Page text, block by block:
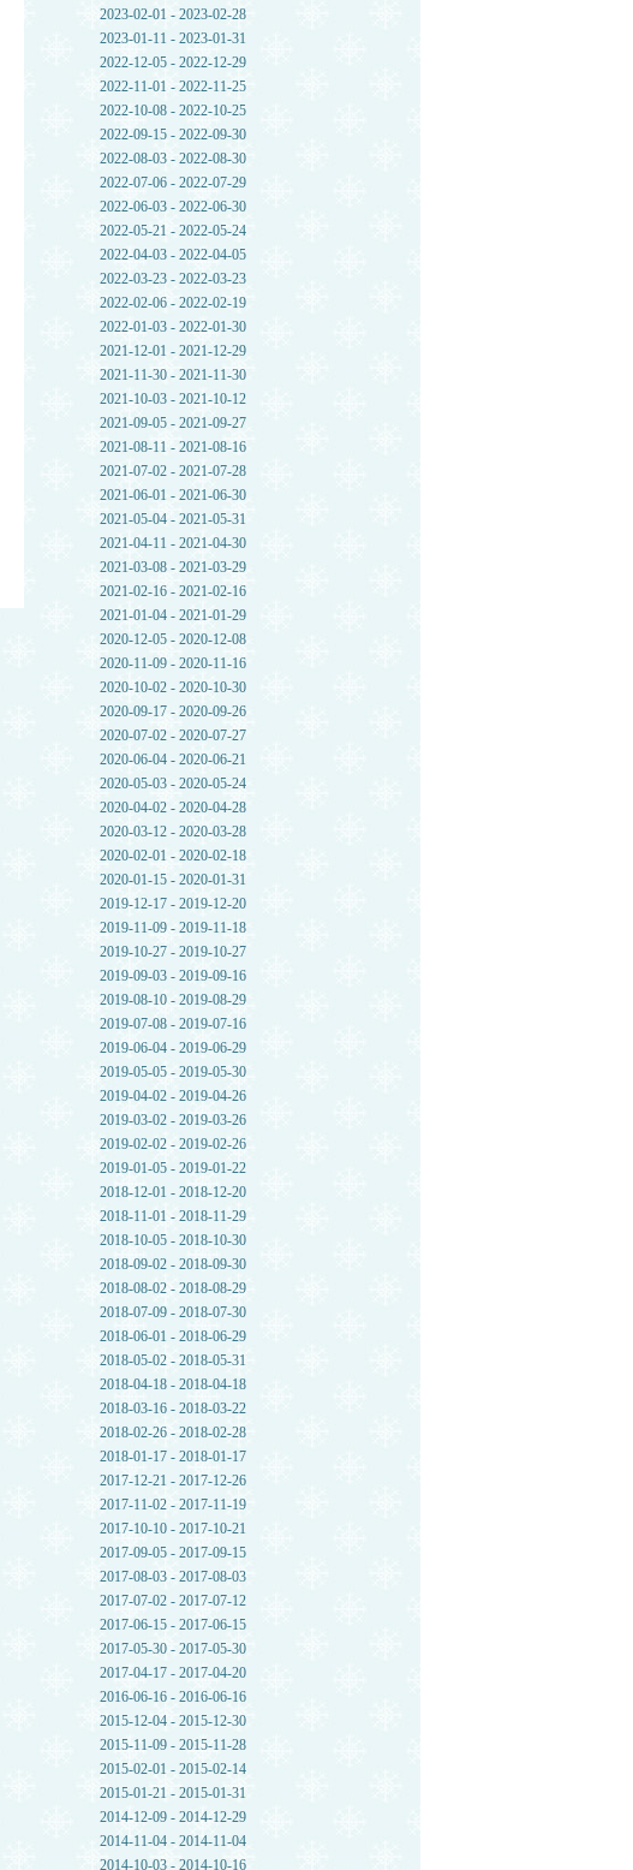
2023-02-01 - 2023-02-28
2023-01-11 - 2023-01-31
2022-12-05 - 2022-12-29
2022-11-01 - 2022-11-25
2022-10-08 - 2022-10-25
2022-09-15 - 2022-09-30
2022-08-03 - 2022-08-30
2022-07-06 - 2022-07-29
2022-06-03 - 2022-06-30
2022-05-21 - 2022-05-24
2022-04-03 - 2022-04-05
2022-03-23 - 2022-03-23
2022-02-06 - 2022-02-19
2022-01-03 - 2022-01-30
2021-12-01 - 2021-12-29
2021-11-30 - 2021-11-30
2021-10-03 - 2021-10-12
2021-09-05 - 2021-09-27
2021-08-11 - 2021-08-16
2021-07-02 - 2021-07-28
2021-06-01 - 2021-06-30
2021-05-04 - 2021-05-31
2021-04-11 - 2021-04-30
2021-03-08 - 2021-03-29
2021-02-16 - 2021-02-16
2021-01-04 - 2021-01-29
2020-12-05 - 2020-12-08
2020-11-09 - 2020-11-16
2020-10-02 - 2020-10-30
2020-09-17 - 2020-09-26
2020-07-02 - 2020-07-27
2020-06-04 - 2020-06-21
2020-05-03 - 2020-05-24
2020-04-02 - 2020-04-28
2020-03-12 - 2020-03-28
2020-02-01 - 2020-02-18
2020-01-15 - 2020-01-31
2019-12-17 - 2019-12-20
2019-11-09 - 2019-11-18
2019-10-27 - 2019-10-27
2019-09-03 - 2019-09-16
2019-08-10 - 2019-08-29
2019-07-08 - 2019-07-16
2019-06-04 - 2019-06-29
2019-05-05 - 2019-05-30
2019-04-02 - 2019-04-26
2019-03-02 - 2019-03-26
2019-02-02 - 2019-02-26
2019-01-05 - 2019-01-22
2018-12-01 - 2018-12-20
2018-11-01 - 2018-11-29
2018-10-05 - 2018-10-30
2018-09-02 - 2018-09-30
2018-08-02 - 2018-08-29
2018-07-09 - 2018-07-30
2018-06-01 - 2018-06-29
2018-05-02 - 2018-05-31
2018-04-18 - 2018-04-18
2018-03-16 - 2018-03-22
2018-02-26 - 2018-02-28
2018-01-17 - 2018-01-17
2017-12-21 - 2017-12-26
2017-11-02 - 2017-11-19
2017-10-10 - 2017-10-21
2017-09-05 - 2017-09-15
2017-08-03 - 2017-08-03
2017-07-02 - 2017-07-12
2017-06-15 - 2017-06-15
2017-05-30 - 2017-05-30
2017-04-17 - 2017-04-20
2016-06-16 - 2016-06-16
2015-12-04 - 2015-12-30
2015-11-09 - 2015-11-28
2015-02-01 - 2015-02-14
2015-01-21 - 2015-01-31
2014-12-09 - 2014-12-29
2014-11-04 - 2014-11-04
2014-10-03 - 2014-10-16